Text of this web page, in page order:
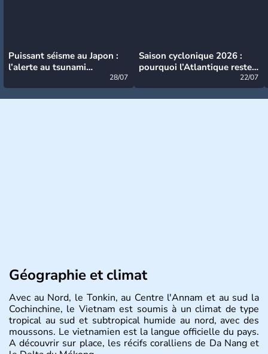
Puissant séisme au Japon :
l’alerte au tsunami
28/07
Saison cyclonique 2026 :
pourquoi l’Atlantique reste
22/07
Géographie et climat
Avec au Nord, le Tonkin, au Centre l'Annam et au sud la
Cochinchine, le Vietnam est soumis à un climat de type
tropical au sud et subtropical humide au nord, avec des
moussons. Le vietnamien est la langue officielle du pays.
A découvrir sur place, les récifs coralliens de Da Nang et